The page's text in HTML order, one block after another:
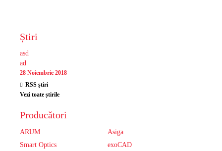
Știri
asd
ad
28 Noiembrie 2018
RSS știri
Vezi toate știrile
Producători
ARUM
Asiga
Smart Optics
exoCAD